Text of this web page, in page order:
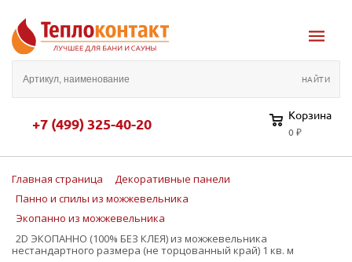
+7 (499) 325-40-20 Корзина
0 ₽
Главная страница
Декоративные панели
Панно и спилы из можжевельника
Экопанно из можжевельника
2D ЭКОПАННО (100% БЕЗ КЛЕЯ) из можжевельника
нестандартного размера (не торцованный край) 1 кв. м